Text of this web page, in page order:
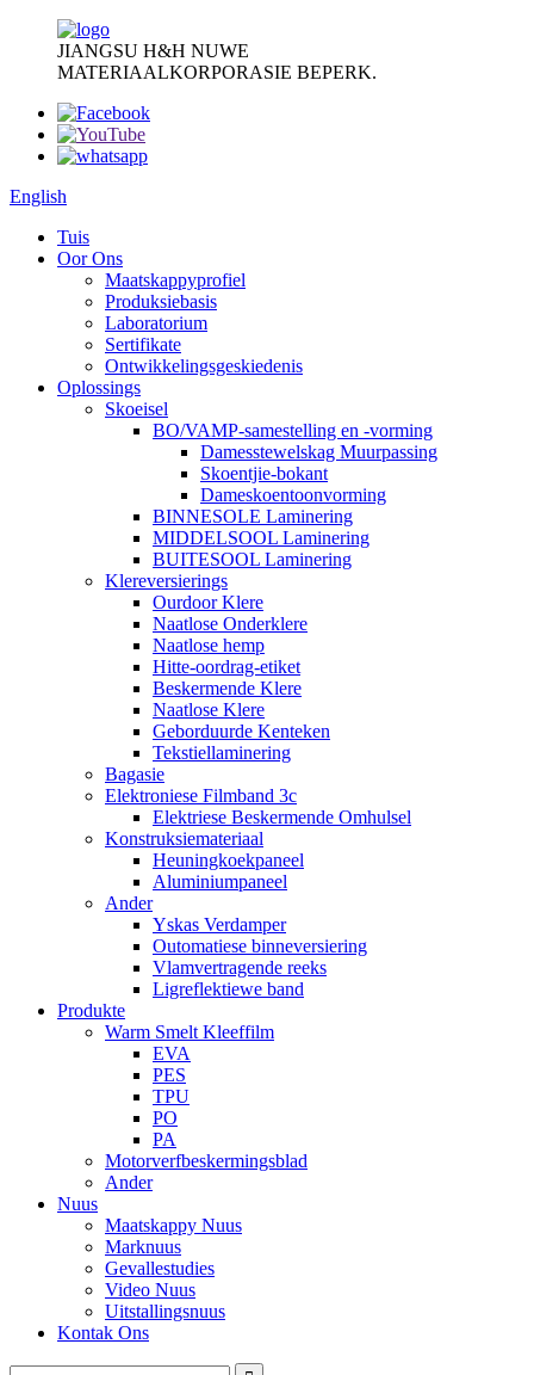
JIANGSU H&H NUWE
MATERIAALKORPORASIE BEPERK.
English
Tuis
Oor Ons
Maatskappyprofiel
Produksiebasis
Laboratorium
Sertifikate
Ontwikkelingsgeskiedenis
Oplossings
Skoeisel
BO/VAMP-samestelling en -vorming
Damesstewelskag Muurpassing
Skoentjie-bokant
Dameskoentoonvorming
BINNESOLE Laminering
MIDDELSOOL Laminering
BUITESOOL Laminering
Klereversierings
Ourdoor Klere
Naatlose Onderklere
Naatlose hemp
Hitte-oordrag-etiket
Beskermende Klere
Naatlose Klere
Geborduurde Kenteken
Tekstiellaminering
Bagasie
Elektroniese Filmband 3c
Elektriese Beskermende Omhulsel
Konstruksiemateriaal
Heuningkoekpaneel
Aluminiumpaneel
Ander
Yskas Verdamper
Outomatiese binneversiering
Vlamvertragende reeks
Ligreflektiewe band
Produkte
Warm Smelt Kleeffilm
EVA
PES
TPU
PO
PA
Motorverfbeskermingsblad
Ander
Nuus
Maatskappy Nuus
Marknuus
Gevallestudies
Video Nuus
Uitstallingsnuus
Kontak Ons